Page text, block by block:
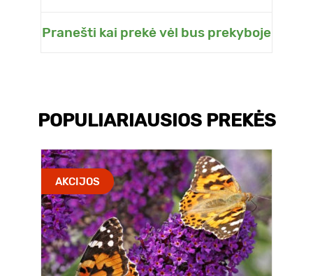
Pranešti kai prekė vėl bus prekyboje
POPULIARIAUSIOS PREKĖS
AKCIJOS